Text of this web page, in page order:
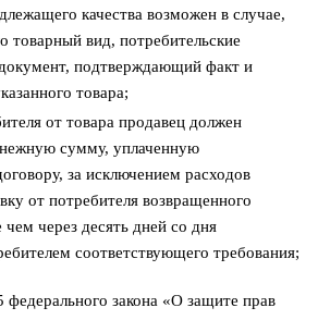
качества возможен в случае,
товарный вид, потребительские
подтверждающий факт и
товара;
от товара продавец должен
сумму, уплаченную
за исключением расходов
от потребителя возвращенного
чем через десять дней со дня
соответствующего требования;
закона «О защите прав